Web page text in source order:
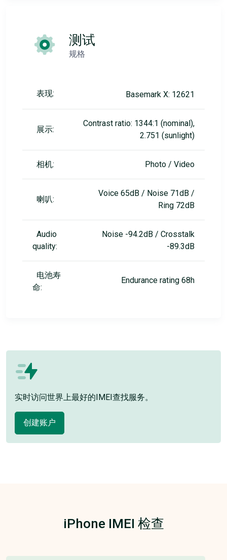
测试
规格
表现: Basemark X: 12621
展示:
Contrast ratio: 1344:1 (nominal),
2.751 (sunlight)
相机: Photo / Video
喇叭:
Voice 65dB / Noise 71dB /
Ring 72dB
Audio
quality:
Noise -94.2dB / Crosstalk
-89.3dB
电池寿
命:
Endurance rating 68h
实时访问世界上最好的IMEI查找服务。
创建账户
iPhone IMEI 检查